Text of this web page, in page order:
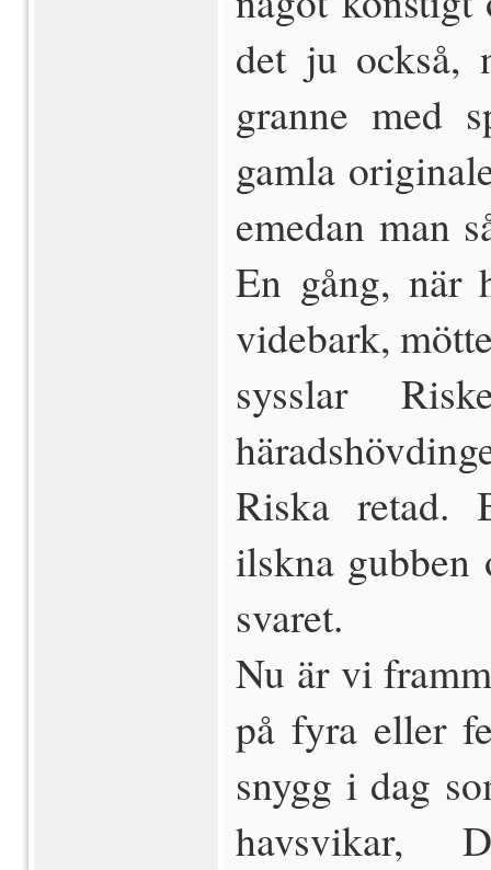
det ju också,
granne med
gamla
emedan man
En gång, när
videbark,
sysslar
Riska retad.
ilskna gubben
svaret.
Nu är vi
på fyra eller
snygg i dag
havsvikar,